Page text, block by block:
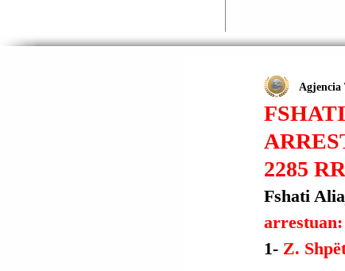
2285
Agjencia
Fshati
arrestuan:
1- Z.